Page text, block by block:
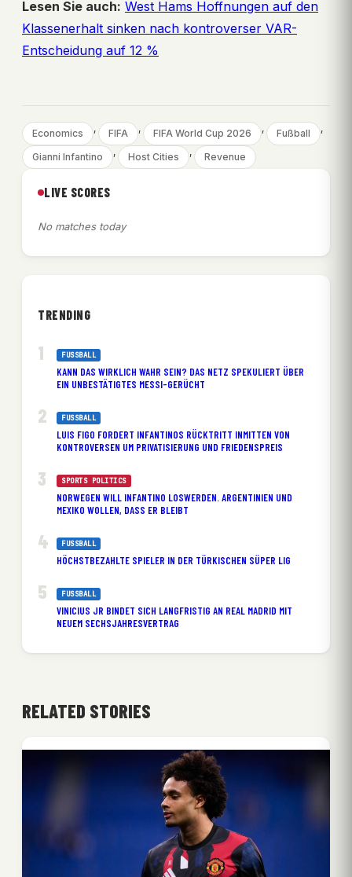
Lesen Sie auch: West Hams Hoffnungen auf den
Klassenerhalt sinken nach kontroverser VAR-
Entscheidung auf 12 %
Economics , FIFA , FIFA World Cup 2026 , Fußball ,
Gianni Infantino , Host Cities , Revenue
LIVE SCORES
No matches today
TRENDING
FUSSBALL
KANN DAS WIRKLICH WAHR SEIN? DAS NETZ SPEKULIERT ÜBER
EIN UNBESTÄTIGTES MESSI-GERÜCHT
FUSSBALL
LUIS FIGO FORDERT INFANTINOS RÜCKTRITT INMITTEN VON
KONTROVERSEN UM PRIVATISIERUNG UND FRIEDENSPREIS
SPORTS POLITICS
NORWEGEN WILL INFANTINO LOSWERDEN. ARGENTINIEN UND
MEXIKO WOLLEN, DASS ER BLEIBT
FUSSBALL
HÖCHSTBEZAHLTE SPIELER IN DER TÜRKISCHEN SÜPER LIG
FUSSBALL
VINICIUS JR BINDET SICH LANGFRISTIG AN REAL MADRID MIT
NEUEM SECHSJAHRESVERTRAG
RELATED STORIES